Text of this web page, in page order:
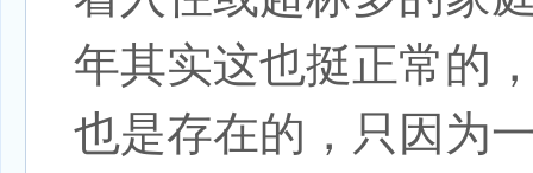
年其实这也挺正常的
也是存在的，只因为